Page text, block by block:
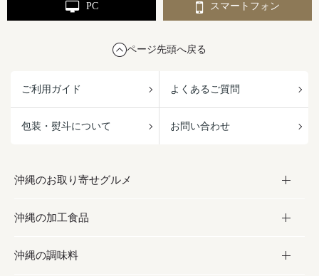
PC スマートフォン
ページ先頭へ戻る
ご利用ガイド よくあるご質問
包装・熨斗について お問い合わせ
沖縄のお取り寄せグルメ
お取り寄せグルメ
フルーツ・野菜
沖縄の加工食品
加工食品
沖縄の調味料